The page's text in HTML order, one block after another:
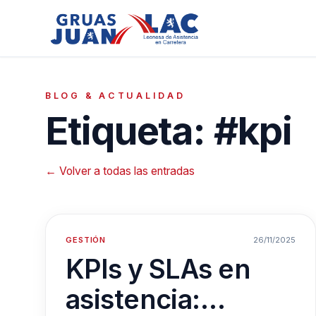
BLOG & ACTUALIDAD
Etiqueta: #kpi
← Volver a todas las entradas
GESTIÓN 26/11/2025
KPIs y SLAs en
asistencia: